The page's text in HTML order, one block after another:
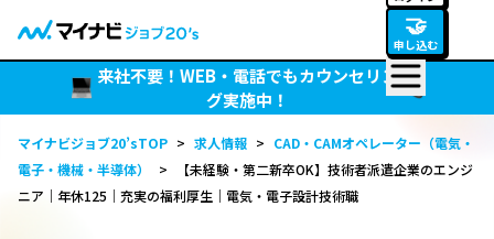
🤝
申し込む
来社不要！WEB・電話でもカウンセリン
グ実施中！
マイナビジョブ20’sTOP > 求人情報 > CAD・CAMオペレーター（電気・
電子・機械・半導体）
>
【未経験・第二新卒OK】技術者派遣企業のエンジ
ニア｜年休125｜充実の福利厚生｜電気・電子設計技術職